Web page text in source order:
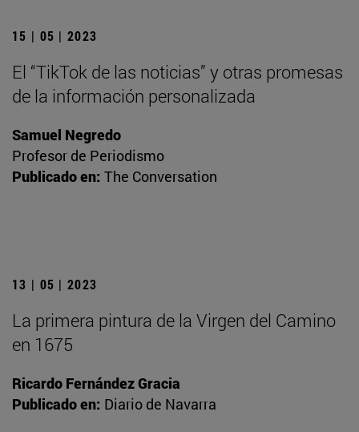
15 | 05 | 2023
El “TikTok de las noticias” y otras promesas
de la información personalizada
Samuel Negredo
Profesor de Periodismo
Publicado en: The Conversation
13 | 05 | 2023
La primera pintura de la Virgen del Camino
en 1675
Ricardo Fernández Gracia
Publicado en: Diario de Navarra